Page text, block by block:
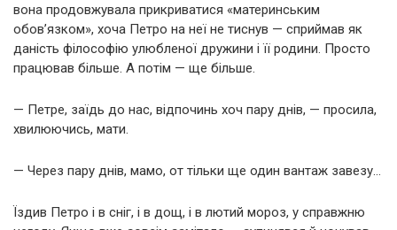
вона продовжувала прикриватися «материнським
обов’язком», хоча Петро на неї не тиснув — сприймав як
даність філософію улюбленої дружини і її родини. Просто
працював більше. А потім — ще більше.
— Петре, заїдь до нас, відпочинь хоч пару днів, — просила,
хвилюючись, мати.
— Через пару днів, мамо, от тільки ще один вантаж завезу…
Їздив Петро і в сніг, і в дощ, і в лютий мороз, у справжню